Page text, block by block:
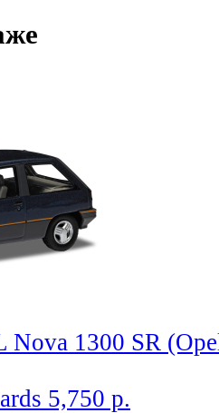
1300 SR
5,750 р.